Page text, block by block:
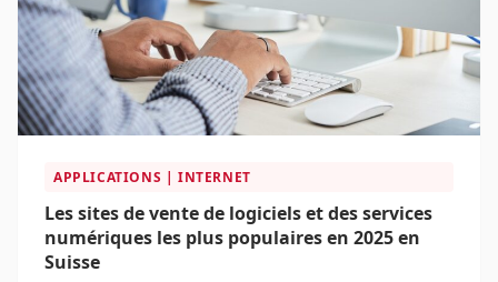
APPLICATIONS | INTERNET
Les sites de vente de logiciels et des services
numériques les plus populaires en 2025 en
Suisse